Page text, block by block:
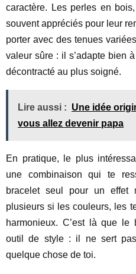
caractère. Les perles en
souvent appréciés pour leur
porter avec des tenues
valeur sûre : il s’adapte bien
décontracté au plus soigné.
Lire aussi : Une idée
vous allez devenir papa
En pratique, le plus
une combinaison qui te
bracelet seul pour un effet
plusieurs si les couleurs, les
harmonieux. C’est là que le
outil de style : il ne sert
quelque chose de toi.